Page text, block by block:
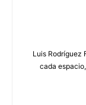
Luis Rodríguez
cada